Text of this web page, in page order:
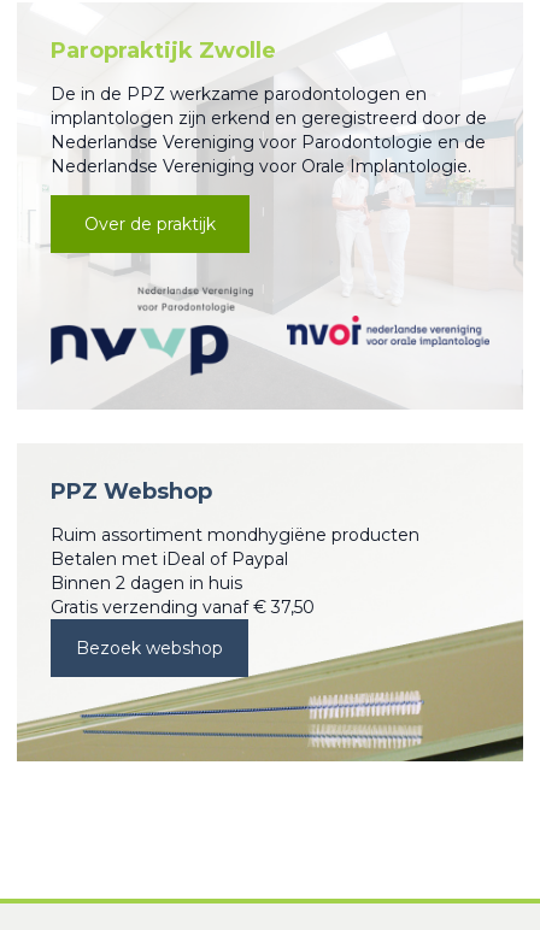
Paropraktijk Zwolle
De in de PPZ werkzame parodontologen en
implantologen zijn erkend en geregistreerd door de
Nederlandse Vereniging voor Parodontologie en de
Nederlandse Vereniging voor Orale Implantologie.
Over de praktijk
PPZ Webshop
Ruim assortiment mondhygiëne producten
Betalen met iDeal of Paypal
Binnen 2 dagen in huis
Gratis verzending vanaf € 37,50
Bezoek webshop